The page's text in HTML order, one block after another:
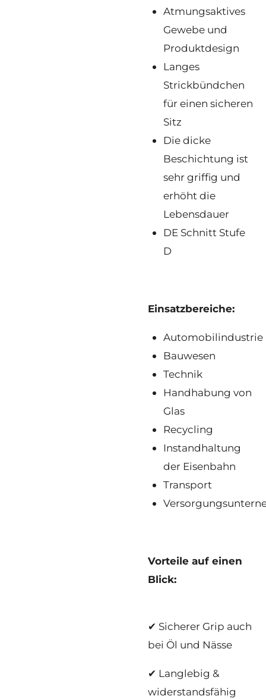
Atmungsaktives
Gewebe und
Produktdesign
Langes
Strickbündchen
für einen sicheren
Sitz
Die dicke
Beschichtung ist
sehr griffig und
erhöht die
Lebensdauer
DE Schnitt Stufe
D
Einsatzbereiche:
Automobilindustrie
Bauwesen
Technik
Handhabung von
Glas
Recycling
Instandhaltung
der Eisenbahn
Transport
Vorteile auf einen
Blick:
✔ Sicherer Grip auch
bei Öl und Nässe
✔ Langlebig &
widerstandsfähig